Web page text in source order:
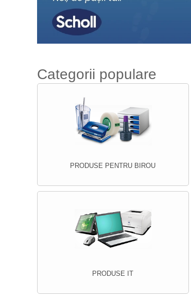
Categorii populare
PRODUSE PENTRU BIROU
PRODUSE IT